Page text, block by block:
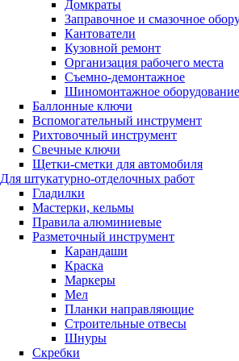
Домкраты
Заправочное и смазочное
Кантователи
Кузовной ремонт
Организация рабочего места
Съемно-демонтажное
Шиномонтажное оборудование
Баллонные ключи
Вспомогательный инструмент
Рихтовочный инструмент
Свечные ключи
Щетки-сметки для автомобиля
Для штукатурно-отделочных работ
Гладилки
Мастерки, кельмы
Правила алюминиевые
Разметочный инструмент
Карандаши
Краска
Маркеры
Мел
Планки направляющие
Строительные отвесы
Шнуры
Скребки